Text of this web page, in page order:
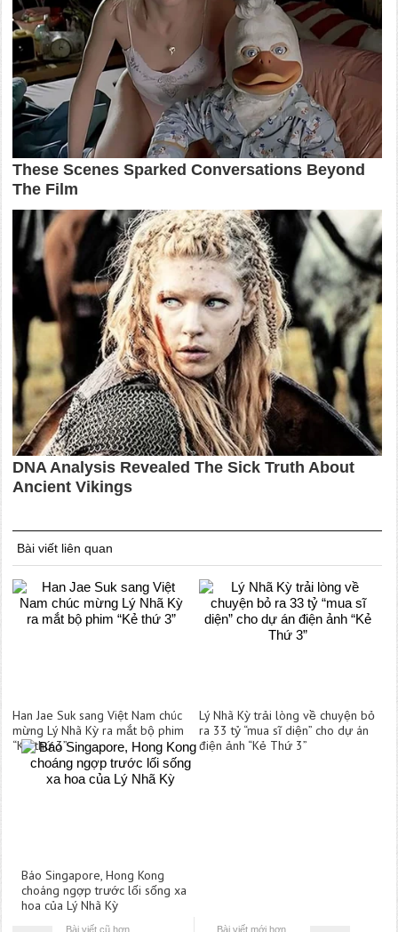
Bài viết liên quan
Han Jae Suk sang Việt Nam chúc
mừng Lý Nhã Kỳ ra mắt bộ phim
“Kẻ thứ 3”
Lý Nhã Kỳ trải lòng về chuyện bỏ
ra 33 tỷ “mua sĩ diện” cho dự án
điện ảnh “Kẻ Thứ 3”
Báo Singapore, Hong Kong
choáng ngợp trước lối sống xa
hoa của Lý Nhã Kỳ
Bài viết cũ hơn Bài viết mới hơn